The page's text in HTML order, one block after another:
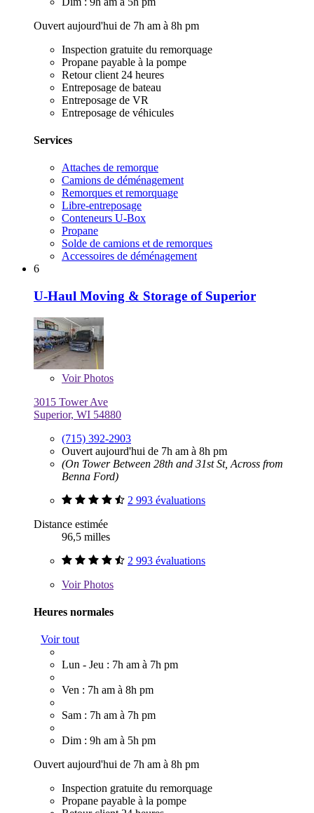
Ouvert aujourd'hui de 7h am à 8h pm
Inspection gratuite du remorquage
Propane payable à la pompe
Retour client 24 heures
Entreposage de bateau
Entreposage de VR
Entreposage de véhicules
Services
Attaches de remorque
Camions de déménagement
Remorques et remorquage
Libre-entreposage
Conteneurs U-Box
Propane
Solde de camions et de remorques
Accessoires de déménagement
6
U-Haul Moving & Storage of Superior
VoirPhotos
3015 Tower Ave
Superior, WI 54880
(715) 392-2903
Ouvert aujourd'hui de 7h am à 8h pm
(On Tower Between 28th and 31st St, Across from
Benna Ford)
2 993 évaluations
Distance estimée
96,5 milles
2 993 évaluations
VoirPhotos
Heures normales
Voir tout
Lun - Jeu : 7h am à 7h pm
Ven : 7h am à 8h pm
Sam : 7h am à 7h pm
Dim : 9h am à 5h pm
Ouvert aujourd'hui de 7h am à 8h pm
Inspection gratuite du remorquage
Propane payable à la pompe